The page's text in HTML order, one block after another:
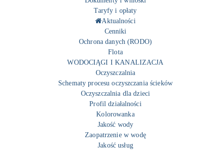
Taryfy i opłaty
Aktualności
Cenniki
Ochrona danych (RODO)
Flota
WODOCIĄGI I KANALIZACJA
Oczyszczalnia
Schematy procesu oczyszczania ścieków
Oczyszczalnia dla dzieci
Profil działalności
Kolorowanka
Jakość wody
Zaopatrzenie w wodę
Jakość usług